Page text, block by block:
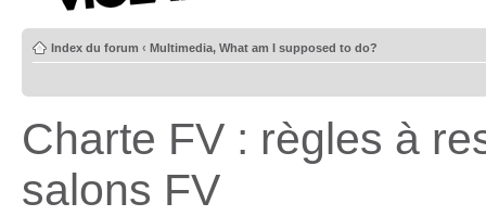
Index du forum ‹ Multimedia, What am I supposed to do?
Charte FV : règles à
salons FV